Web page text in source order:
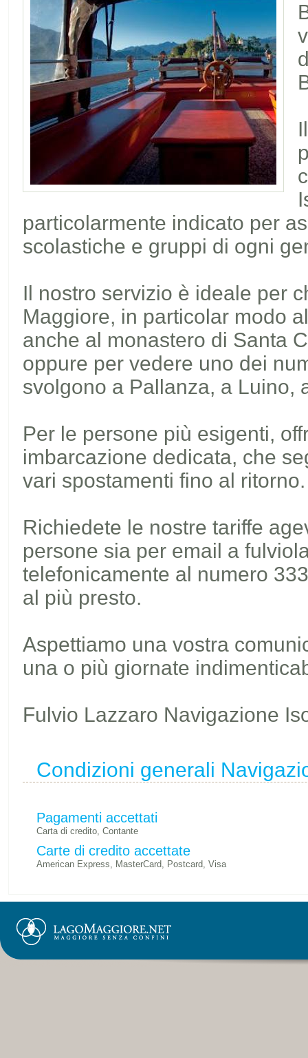
particolarmente indicato per
scolastiche e gruppi di ogni
Il nostro servizio è ideale per
Maggiore, in particolar modo
anche al monastero di Santa
oppure per vedere uno dei
svolgono a Pallanza, a Luino,
Per le persone più esigenti,
imbarcazione dedicata, che
vari spostamenti fino al ritorno.
Richiedete le nostre tariffe
persone sia per email a
telefonicamente al numero
al più presto.
Aspettiamo una vostra
una o più giornate
Fulvio Lazzaro Navigazione
Condizioni generali
Pagamenti accettati
Carta di credito, Contante
Carte di credito accettate
American Express, MasterCard, Postcard, Visa